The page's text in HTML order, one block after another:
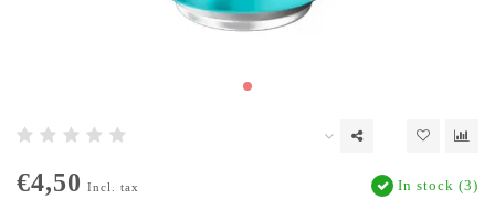
€4,50 Incl. tax In stock (3)